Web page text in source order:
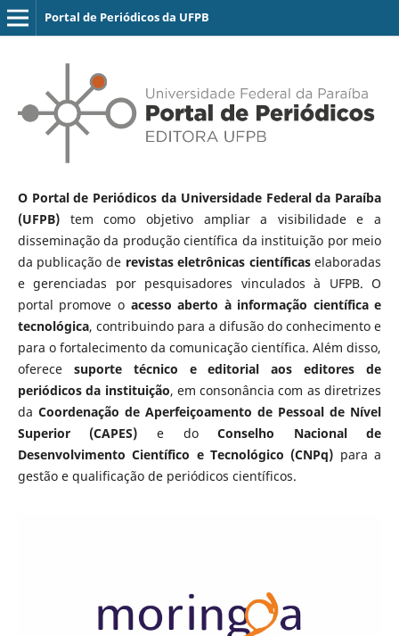
Portal de Periódicos da UFPB
O Portal de Periódicos da Universidade Federal da Paraíba
(UFPB)tem como objetivo ampliar a visibilidade e a
disseminação da produção científica da instituição por meio
da publicação de revistas eletrônicas científicaselaboradas
e gerenciadas por pesquisadores vinculados à UFPB. O
portal promove o acesso aberto à informação científica e
tecnológica, contribuindo para a difusão do conhecimento e
para o fortalecimento da comunicação científica. Além disso,
oferece suporte técnico e editorial aos editores de
periódicos da instituição, em consonância com as diretrizes
da Coordenação de Aperfeiçoamento de Pessoal de Nível
Superior (CAPES) e doConselho Nacional de
Desenvolvimento Científico e Tecnológico (CNPq) para a
gestão e qualificação de periódicos científicos.